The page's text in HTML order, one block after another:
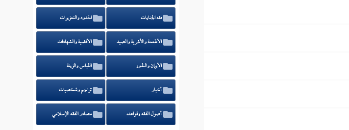
فقه الجنايات الحدود والتعزيرات
الأطعمة والأشربة والصيد الأقضية والشهادات
الأيمان والنذور اللباس والزينة
أخبار تراجم وشخصيات
أصول الفقه وقواعده مصادر الفقه الإسلامي